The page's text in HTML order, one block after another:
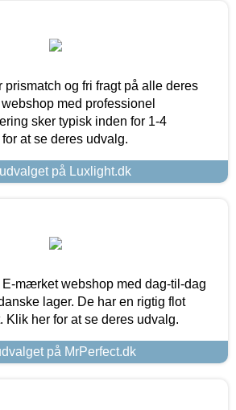
prismatch og fri fragt på alle deres
med professionel
sker typisk inden for 1-4
at se deres udvalg.
på Luxlight.dk
E-mærket webshop med dag-til-dag
lager. De har en rigtig flot
Klik her for at se deres udvalg.
på MrPerfect.dk